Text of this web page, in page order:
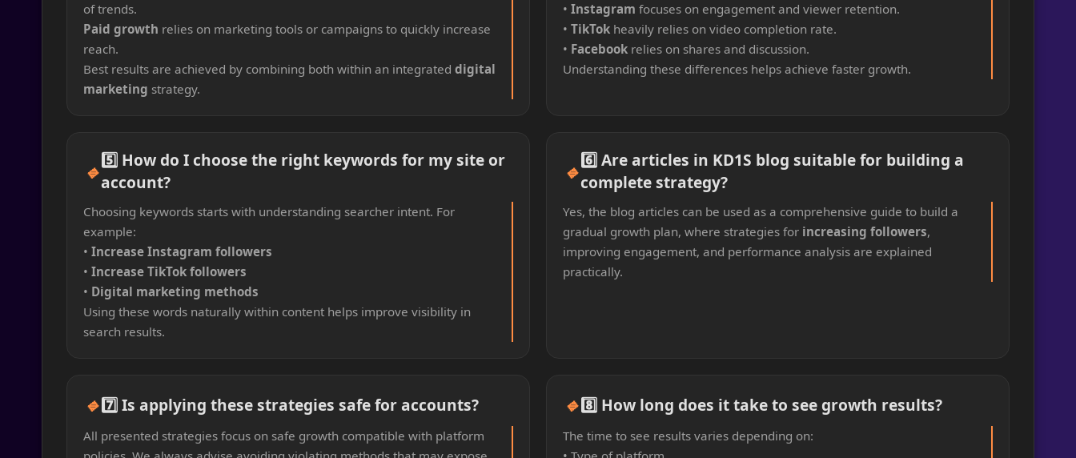
of trends.
Paid growth relies on marketing tools or campaigns to quickly increase
reach.
Best results are achieved by combining both within an integrated digital
marketing strategy.
• Instagram focuses on engagement and viewer retention.
• TikTok heavily relies on video completion rate.
• Facebook relies on shares and discussion.
Understanding these differences helps achieve faster growth.
🔹5️⃣ How do I choose the right keywords for my site or
account?
Choosing keywords starts with understanding searcher intent. For
example:
• Increase Instagram followers
• Increase TikTok followers
• Digital marketing methods
Using these words naturally within content helps improve visibility in
search results.
🔹6️⃣ Are articles in KD1S blog suitable for building a
complete strategy?
Yes, the blog articles can be used as a comprehensive guide to build a
gradual growth plan, where strategies for increasing followers,
improving engagement, and performance analysis are explained
practically.
🔹7️⃣ Is applying these strategies safe for accounts?
All presented strategies focus on safe growth compatible with platform
🔹8️⃣ How long does it take to see growth results?
The time to see results varies depending on: